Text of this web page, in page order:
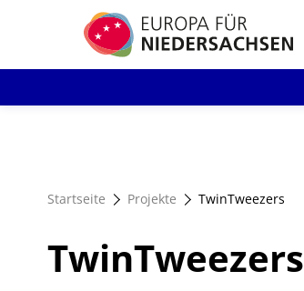
Startseite Projekte TwinTweezers
TwinTweezers